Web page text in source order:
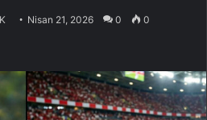
Nisan 21, 2026 0 0